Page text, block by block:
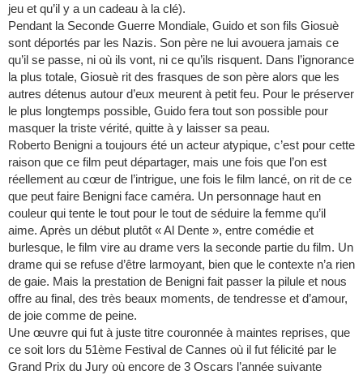
jeu et qu’il y a un cadeau à la clé).
Pendant la Seconde Guerre Mondiale, Guido et son fils Giosuè
sont déportés par les Nazis. Son père ne lui avouera jamais ce
qu’il se passe, ni où ils vont, ni ce qu’ils risquent. Dans l’ignorance
la plus totale, Giosuè rit des frasques de son père alors que les
autres détenus autour d’eux meurent à petit feu. Pour le préserver
le plus longtemps possible, Guido fera tout son possible pour
masquer la triste vérité, quitte à y laisser sa peau.
Roberto Benigni a toujours été un acteur atypique, c’est pour cette
raison que ce film peut départager, mais une fois que l’on est
réellement au cœur de l’intrigue, une fois le film lancé, on rit de ce
que peut faire Benigni face caméra. Un personnage haut en
couleur qui tente le tout pour le tout de séduire la femme qu’il
aime. Après un début plutôt « Al Dente », entre comédie et
burlesque, le film vire au drame vers la seconde partie du film. Un
drame qui se refuse d’être larmoyant, bien que le contexte n’a rien
de gaie. Mais la prestation de Benigni fait passer la pilule et nous
offre au final, des très beaux moments, de tendresse et d’amour,
de joie comme de peine.
Une œuvre qui fut à juste titre couronnée à maintes reprises, que
ce soit lors du 51ème Festival de Cannes où il fut félicité par le
Grand Prix du Jury où encore de 3 Oscars l’année suivante